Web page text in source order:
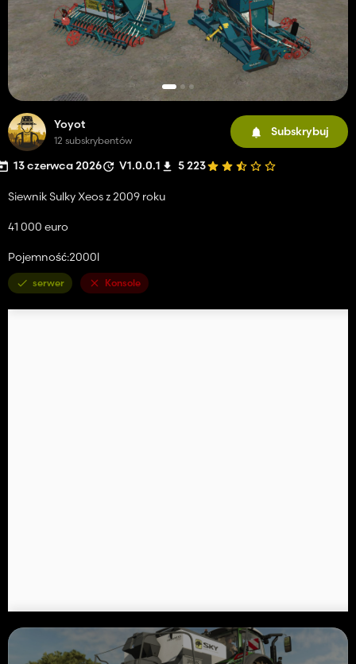
Yoyot
12 subskrybentów
Subskrybuj
13 czerwca 2026 V1.0.0.1 5 223
Siewnik Sulky Xeos z 2009 roku
41 000 euro
Pojemność:2000l
serwer Konsole